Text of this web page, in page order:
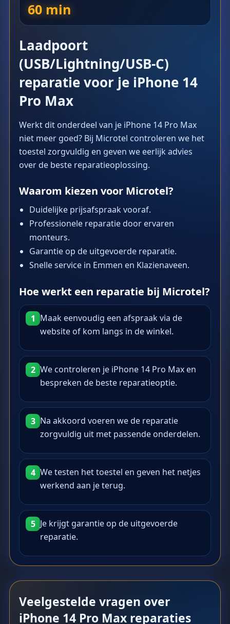
60 min
Laadpoort
(USB/Lightning/USB-C)
reparatie voor je iPhone 14
Pro Max
Werkt dit onderdeel van je iPhone 14 Pro Max
niet meer goed? Bij Microtel controleren we het
toestel zorgvuldig en geven we eerlijk advies
over de beste reparatieoplossing.
Waarom kiezen voor Microtel?
Duidelijke prijsafspraak vooraf.
Professionele reparatie door ervaren
monteurs.
Garantie op de uitgevoerde reparatie.
Snelle service in Emmen en Klazienaveen.
Hoe werkt een reparatie bij Microtel?
1 Maak eenvoudig een afspraak via de
website of kom langs in de winkel.
2 We controleren je iPhone 14 Pro Max en
bespreken de beste reparatieoptie.
3 Na akkoord voeren we de reparatie
zorgvuldig uit met passende onderdelen.
4 We testen het toestel en geven het netjes
werkend aan je terug.
5 Je krijgt garantie op de uitgevoerde
reparatie.
Veelgestelde vragen over
iPhone 14 Pro Max reparaties